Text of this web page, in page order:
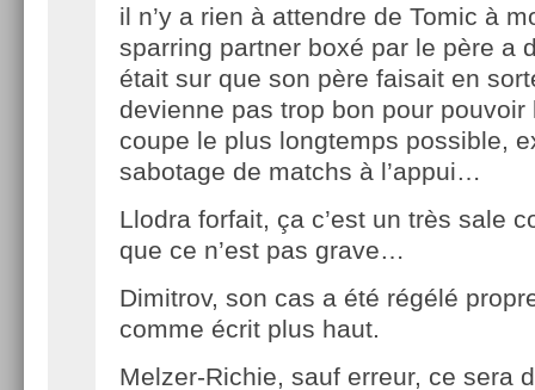
il n’y a rien à attendre de Tomic à
sparring partner boxé par le père a
était sur que son père faisait en
devienne pas trop bon pour pouvoir
coupe le plus longtemps possible,
sabotage de matchs à l’appui…
Llodra forfait, ça c’est un très sale
que ce n’est pas grave…
Dimitrov, son cas a été régélé
comme écrit plus haut.
Melzer-Richie, sauf erreur, ce sera